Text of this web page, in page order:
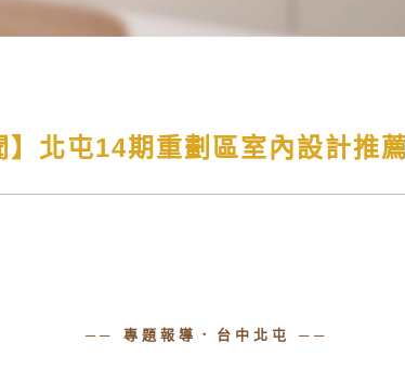
】北屯14期重劃區室內設計推
── 專題報導．台中北屯 ──